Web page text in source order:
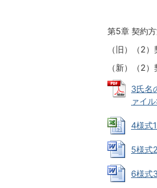
第5章 契約
（旧）（2
（新）（2
3氏名
ァイ
4様式
5様式
6様式